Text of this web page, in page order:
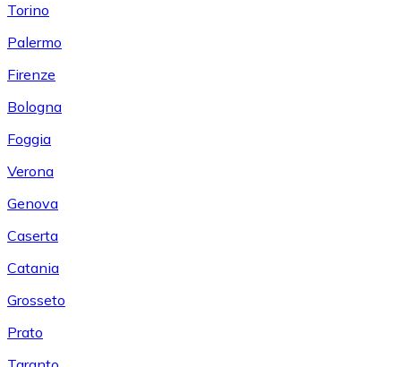
Torino
Palermo
Firenze
Bologna
Foggia
Verona
Genova
Caserta
Catania
Grosseto
Prato